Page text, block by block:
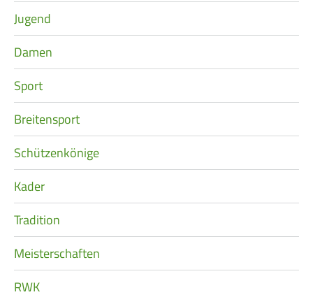
Jugend
Damen
Sport
Breitensport
Schützenkönige
Kader
Tradition
Meisterschaften
RWK